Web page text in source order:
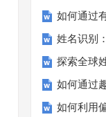
如何通过
姓名识别
探索全球
如何通过
如何利用